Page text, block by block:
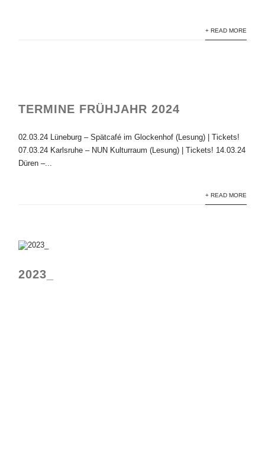
+ READ MORE
TERMINE FRÜHJAHR 2024
02.03.24 Lüneburg – Spätcafé im Glockenhof (Lesung) | Tickets!
07.03.24 Karlsruhe – NUN Kulturraum (Lesung) | Tickets! 14.03.24
Düren –...
+ READ MORE
2023_